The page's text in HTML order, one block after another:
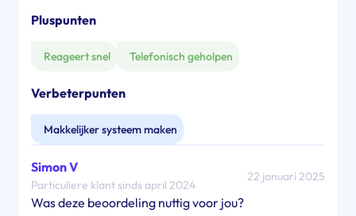
Pluspunten
Reageert snel Telefonisch geholpen
Verbeterpunten
Makkelijker systeem maken
Simon V
Particuliere klant sinds april 2024
22 januari 2025
Was deze beoordeling nuttig voor jou?